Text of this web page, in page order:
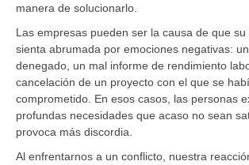
manera de solucionarlo.
Las empresas pueden ser la causa de que
sienta abrumada por emociones negativas:
denegado, un mal informe de rendimiento
cancelación de un proyecto con el que se
comprometido. En esos casos, las personas
profundas necesidades que acaso no sean
provoca más discordia.
Al enfrentarnos a un conflicto, nuestra